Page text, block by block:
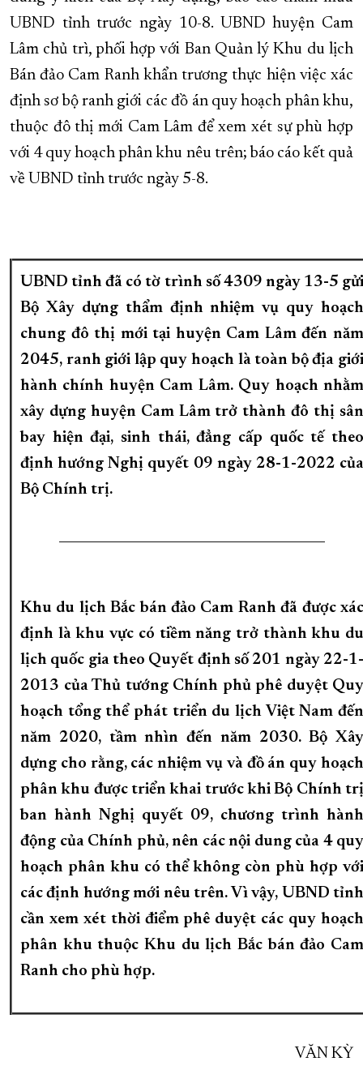
UBND tỉnh trước ngày 10-8. UBND huyện Cam
Lâm chủ trì, phối hợp với Ban Quản lý Khu du lịch
Bán đảo Cam Ranh khẩn trương thực hiện việc xác
định sơ bộ ranh giới các đồ án quy hoạch phân khu,
thuộc đô thị mới Cam Lâm để xem xét sự phù hợp
với 4 quy hoạch phân khu nêu trên; báo cáo kết quả
về UBND tỉnh trước ngày 5-8.
UBND tỉnh đã có tờ trình số 4309 ngày 13-5 gửi
Bộ Xây dựng thẩm định nhiệm vụ quy hoạch
chung đô thị mới tại huyện Cam Lâm đến năm
2045, ranh giới lập quy hoạch là toàn bộ địa giới
hành chính huyện Cam Lâm. Quy hoạch nhằm
xây dựng huyện Cam Lâm trở thành đô thị sân
bay hiện đại, sinh thái, đẳng cấp quốc tế theo
định hướng Nghị quyết 09 ngày 28-1-2022 của
Bộ Chính trị.
Khu du lịch Bắc bán đảo Cam Ranh đã được xác
định là khu vực có tiềm năng trở thành khu du
lịch quốc gia theo Quyết định số 201 ngày 22-1-
2013 của Thủ tướng Chính phủ phê duyệt Quy
hoạch tổng thể phát triển du lịch Việt Nam đến
năm 2020, tầm nhìn đến năm 2030. Bộ Xây
dựng cho rằng, các nhiệm vụ và đồ án quy hoạch
phân khu được triển khai trước khi Bộ Chính trị
ban hành Nghị quyết 09, chương trình hành
động của Chính phủ, nên các nội dung của 4 quy
hoạch phân khu có thể không còn phù hợp với
các định hướng mới nêu trên. Vì vậy, UBND tỉnh
cần xem xét thời điểm phê duyệt các quy hoạch
phân khu thuộc Khu du lịch Bắc bán đảo Cam
Ranh cho phù hợp.
VĂN KỲ